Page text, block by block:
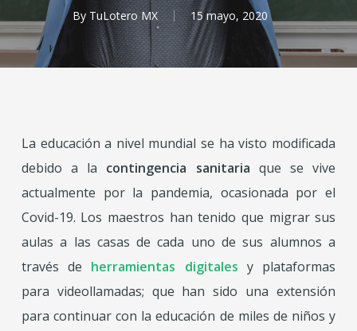
By TuLotero MX 15 mayo, 2020
La educación a nivel mundial se ha visto modificada
debido a la contingencia sanitaria que se vive
actualmente por la pandemia, ocasionada por el
Covid-19. Los maestros han tenido que migrar sus
aulas a las casas de cada uno de sus alumnos a
través de herramientas digitales y plataformas
para videollamadas; que han sido una extensión
para continuar con la educación de miles de niños y